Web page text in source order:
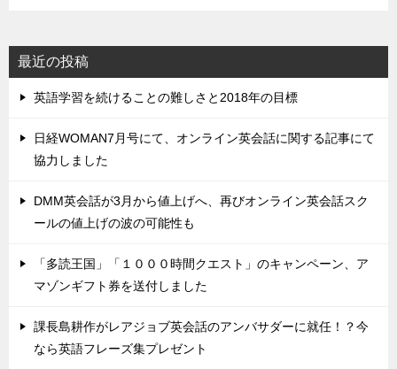
最近の投稿
英語学習を続けることの難しさと2018年の目標
日経WOMAN7月号にて、オンライン英会話に関する記事にて
協力しました
DMM英会話が3月から値上げへ、再びオンライン英会話スク
ールの値上げの波の可能性も
「多読王国」「１０００時間クエスト」のキャンペーン、ア
マゾンギフト券を送付しました
課長島耕作がレアジョブ英会話のアンバサダーに就任！？今
なら英語フレーズ集プレゼント